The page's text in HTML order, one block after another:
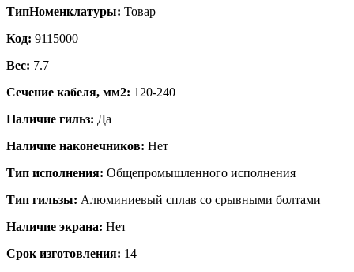
ТипНоменклатуры: Товар
Код: 9115000
Вес: 7.7
Сечение кабеля, мм2: 120-240
Наличие гильз: Да
Наличие наконечников: Нет
Тип исполнения: Общепромышленного исполнения
Тип гильзы: Алюминиевый сплав со срывными болтами
Наличие экрана: Нет
Срок изготовления: 14